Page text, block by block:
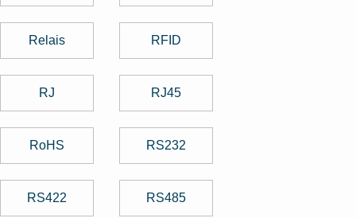
Relais RFID
RJ RJ45
RoHS RS232
RS422 RS485